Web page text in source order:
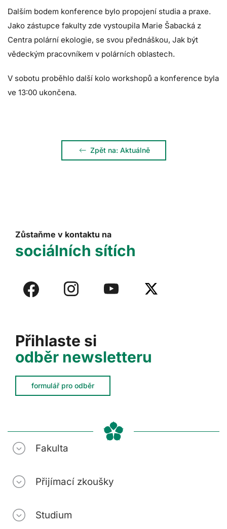
Dalším bodem konference bylo propojení studia a praxe.
Jako zástupce fakulty zde vystoupila Marie Šabacká z
Centra polární ekologie, se svou přednáškou, Jak být
vědeckým pracovníkem v polárních oblastech.
V sobotu proběhlo další kolo workshopů a konference byla
ve 13:00 ukončena.
Zpět na: Aktuálně
Přihlaste si
odběr newsletteru
formulář pro odběr
Zůstaňme v kontaktu na
sociálních sítích
Fakulta
Přijímací zkoušky
Studium